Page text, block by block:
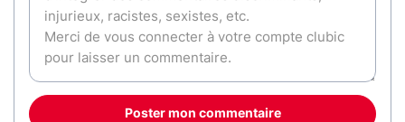
Poster mon commentaire